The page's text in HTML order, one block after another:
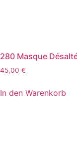
280 Masque
45,00 €
In den Warenkorb